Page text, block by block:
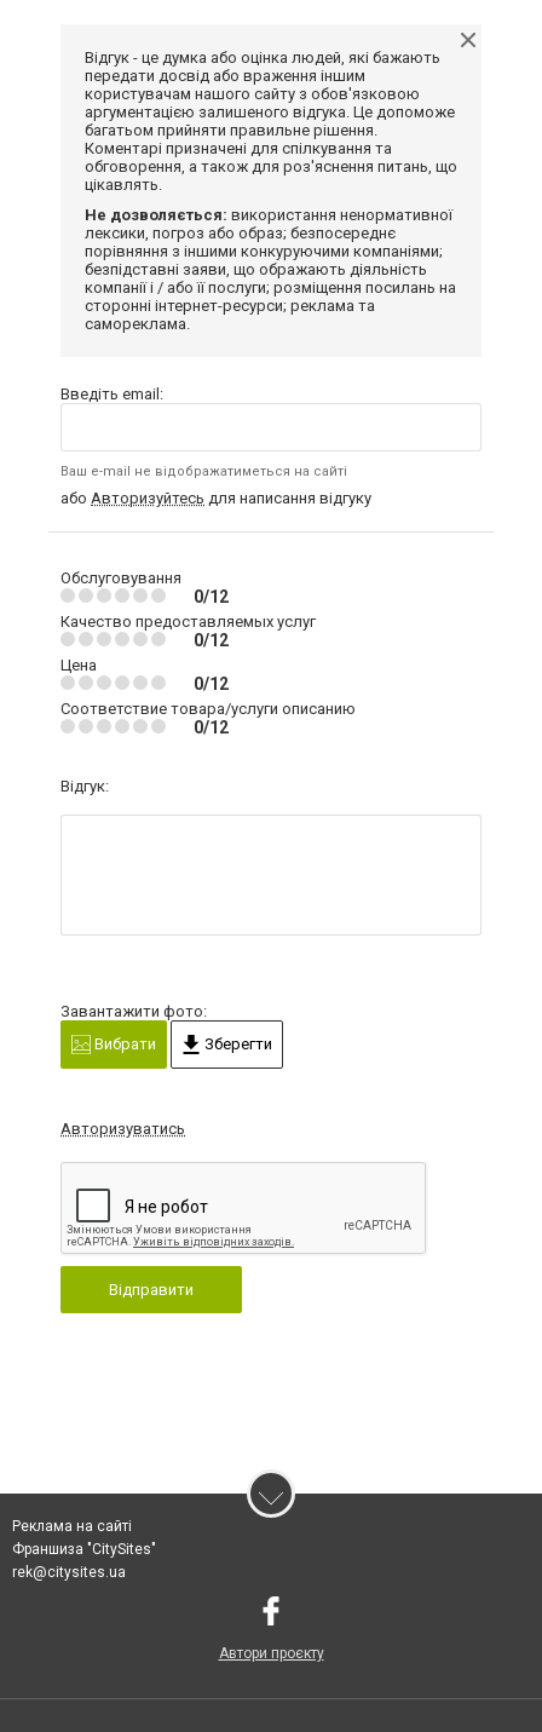
Відгук - це думка або оцінка людей, які бажають
передати досвід або враження іншим
користувачам нашого сайту з обов'язковою
аргументацією залишеного відгука. Це допоможе
багатьом прийняти правильне рішення.
Коментарі призначені для спілкування та
обговорення, а також для роз'яснення питань, що
цікавлять.
Не дозволяється: використання ненормативної
лексики, погроз або образ; безпосереднє
порівняння з іншими конкуруючими компаніями;
безпідставні заяви, що ображають діяльність
компанії і / або її послуги; розміщення посилань на
сторонні інтернет-ресурси; реклама та
самореклама.
Введіть email:
Ваш e-mail не відображатиметься на сайті
або Авторизуйтесь для написання відгуку
Обслуговування
0/12
Качество предоставляемых услуг
0/12
Цена
0/12
Соответствие товара/услуги описанию
0/12
Відгук:
Завантажити фото:
Вибрати
Зберегти
Авторизуватись
Відправити
Реклама на сайті
Франшиза "CitySites"
rek@citysites.ua
Автори проєкту